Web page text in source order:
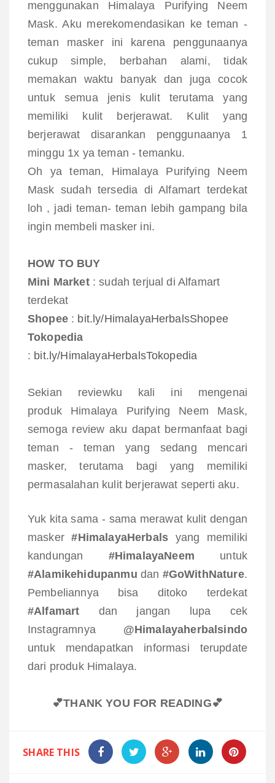
menggunakan Himalaya Purifying Neem
Mask. Aku merekomendasikan ke teman -
teman masker ini karena penggunaanya
cukup simple, berbahan alami, tidak
memakan waktu banyak dan juga cocok
untuk semua jenis kulit terutama yang
memiliki kulit berjerawat. Kulit yang
berjerawat disarankan penggunaanya 1
minggu 1x ya teman - temanku.
Oh ya teman, Himalaya Purifying Neem
Mask sudah tersedia di Alfamart terdekat
loh , jadi teman- teman lebih gampang bila
ingin membeli masker ini.
HOW TO BUY
Mini Market: sudah terjual di Alfamart
terdekat
Shopee: bit.ly/HimalayaHerbalsShopee
Tokopedia
: bit.ly/HimalayaHerbalsTokopedia
Sekian reviewku kali ini mengenai
produk Himalaya Purifying Neem Mask,
semoga review aku dapat bermanfaat bagi
teman - teman yang sedang mencari
masker, terutama bagi yang memiliki
permasalahan kulit berjerawat seperti aku.
Yuk kita sama - sama merawat kulit dengan
masker#HimalayaHerbals yang memiliki
kandungan #HimalayaNeem untuk
#Alamikehidupanmu dan #GoWithNature.
Pembeliannya bisa ditoko terdekat
#Alfamart dan jangan lupa cek
Instagramnya @Himalayaherbalsindo
untuk mendapatkan informasi terupdate
dari produk Himalaya.
💕THANK YOU FOR READING💕
SHARE THIS